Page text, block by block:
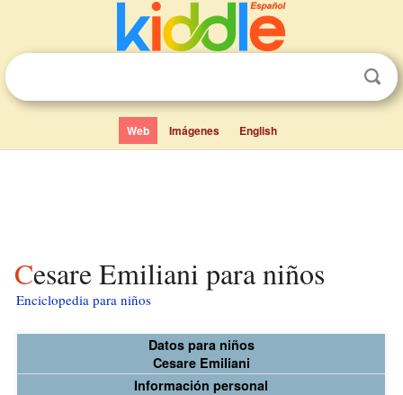
Web Imágenes English
Cesare Emiliani para niños
Enciclopedia para niños
Datos para niños
Cesare Emiliani
Información personal